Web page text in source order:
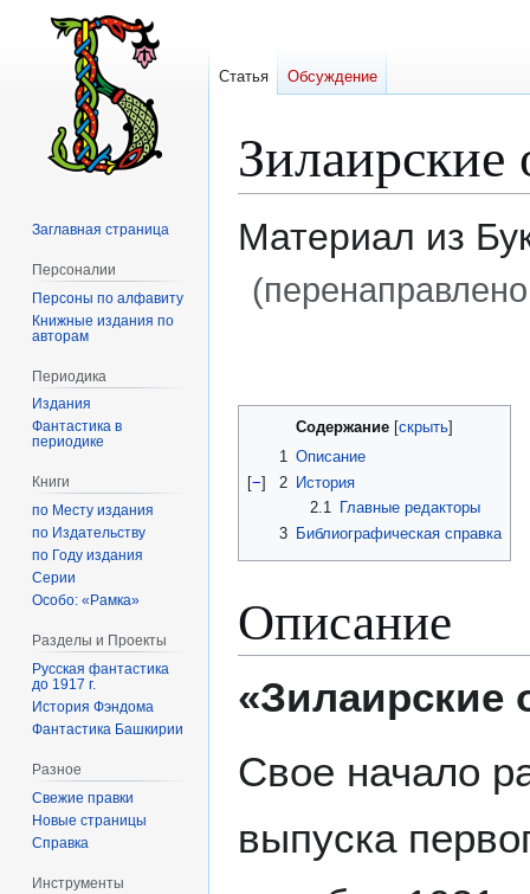
Зилаирские
Материал из
Содержание
1 Описание
[−] 2
История
2.1
Главные редакторы
3
Библиографическая справка
Описание
«Зилаирские
Свое начало
выпуска
Статья Обсуждение
Заглавная страница
Персоналии
Персоны по алфавиту
Книжные издания по
авторам
Периодика
Издания
Фантастика в
периодике
Книги
по Месту издания
по Издательству
по Году издания
Серии
Особо: «Рамка»
Разделы и Проекты
Русская фантастика
до 1917 г.
История Фэндома
Фантастика Башкирии
Разное
Свежие правки
Новые страницы
Справка
Инструменты